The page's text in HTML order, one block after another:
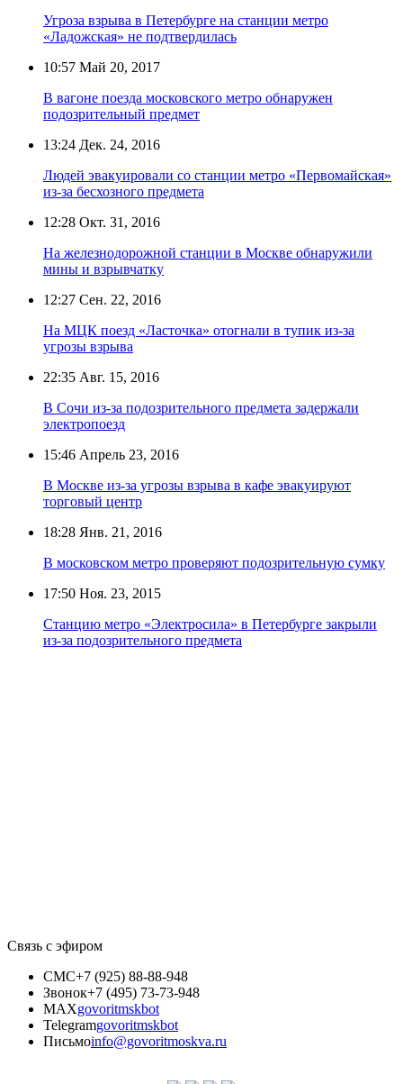
Угроза взрыва в Петербурге на станции метро
«Ладожская» не подтвердилась
10:57 Май 20, 2017
В вагоне поезда московского метро обнаружен
подозрительный предмет
13:24 Дек. 24, 2016
Людей эвакуировали со станции метро «Первомайская»
из-за бесхозного предмета
12:28 Окт. 31, 2016
На железнодорожной станции в Москве обнаружили
мины и взрывчатку
12:27 Сен. 22, 2016
На МЦК поезд «Ласточка» отогнали в тупик из-за
угрозы взрыва
22:35 Авг. 15, 2016
В Сочи из-за подозрительного предмета задержали
электропоезд
15:46 Апрель 23, 2016
В Москве из-за угрозы взрыва в кафе эвакуируют
торговый центр
18:28 Янв. 21, 2016
В московском метро проверяют подозрительную сумку
17:50 Ноя. 23, 2015
Станцию метро «Электросила» в Петербурге закрыли
из-за подозрительного предмета
Связь с эфиром
СМС+7 (925) 88-88-948
Звонок+7 (495) 73-73-948
MAXgovoritmskbot
Telegramgovoritmskbot
Письмоinfo@govoritmoskva.ru